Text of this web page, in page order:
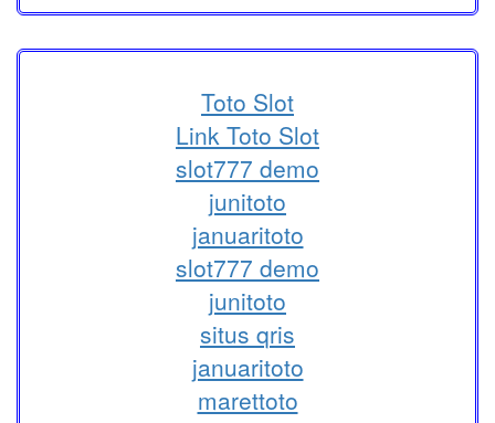
Toto Slot
Link Toto Slot
slot777 demo
junitoto
januaritoto
slot777 demo
junitoto
situs qris
januaritoto
marettoto